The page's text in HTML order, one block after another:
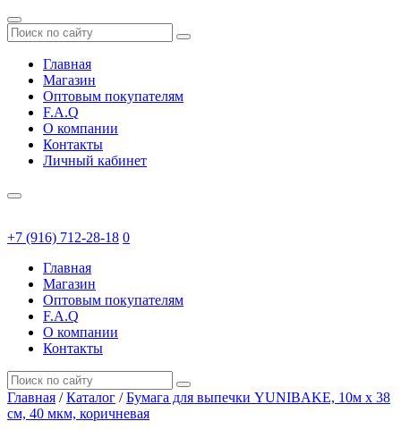
Главная
Магазин
Оптовым покупателям
F.A.Q
О компании
Контакты
Личный кабинет
+7 (916) 712-28-18 0
Главная
Магазин
Оптовым покупателям
F.A.Q
О компании
Контакты
Главная / Каталог / Бумага для выпечки YUNIBAKE, 10м х 38
см, 40 мкм, коричневая